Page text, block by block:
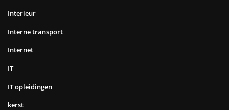
Interieur
Interne transport
Internet
IT
IT opleidingen
kerst